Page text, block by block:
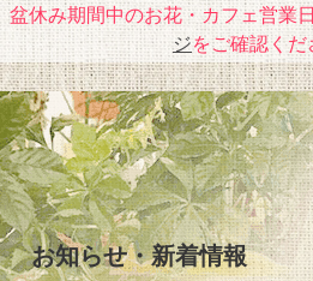
盆休み期間中のお花・カフェ営業
ジをご確認くだ
お知らせ・新着情報